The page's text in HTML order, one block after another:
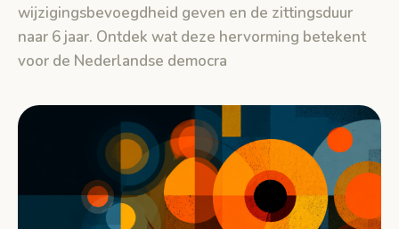
wijzigingsbevoegdheid geven en de zittingsduur
naar 6 jaar. Ontdek wat deze hervorming betekent
voor de Nederlandse democra